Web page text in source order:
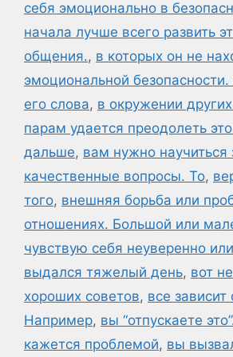
себя эмоционально в
начала лучше всего развить
общения., в которых он не
эмоциональной
его слова, в окружении
парам удается преодолеть
дальше, вам нужно научиться
качественные вопросы. То,
того, внешняя борьба или
отношениях. Большой или
чувствую себя неуверенно
выдался тяжелый день, вот
хороших советов, все
Например, вы “отпускаете
кажется проблемой, вы